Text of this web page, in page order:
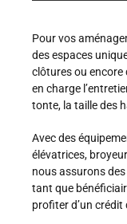
Pour vos
des espaces
clôtures ou encore
en charge
tonte, la taille des
Avec des
élévatrices,
nous assurons
tant que
profiter d’un